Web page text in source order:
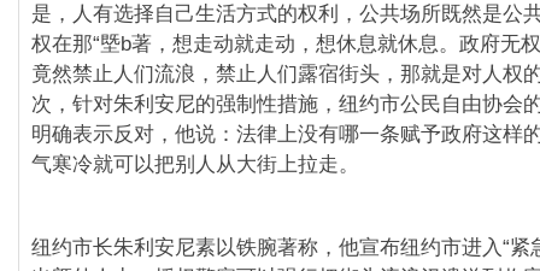
是，人有选择自己生活方式的权利，公共场所既然是公
权在那“塈b著，想走动就走动，想休息就休息。政府无
竟然禁止人们流浪，禁止人们露宿街头，那就是对人权
次，针对朱利安尼的强制性措施，纽约市公民自由协会
明确表示反对，他说：法律上没有哪一条赋予政府这样
气寒冷就可以把别人从大街上拉走。
纽约市长朱利安尼素以铁腕著称，他宣布纽约市进入“紧